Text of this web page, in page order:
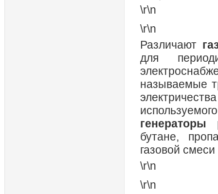
\r\n
\r\n
Различают
для
называемые
генераторы
бутане,
газовой
\r\n
\r\n